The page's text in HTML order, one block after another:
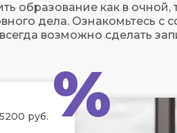
образование как в очной,
дела. Ознакомьтесь с
возможно сделать
руб. %